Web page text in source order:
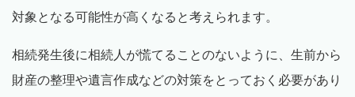
対象となる可能性が高くなると考えられます。
相続発生後に相続人が慌てることのないように、生前から
財産の整理や遺言作成などの対策をとっておく必要があり